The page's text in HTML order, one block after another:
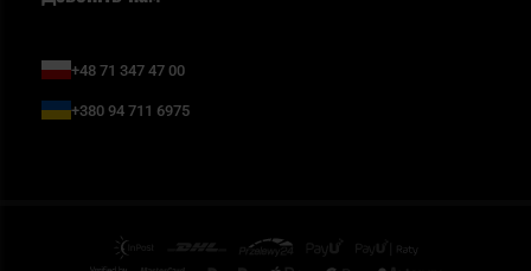
+48 71 347 47 00
+380 94 711 6975